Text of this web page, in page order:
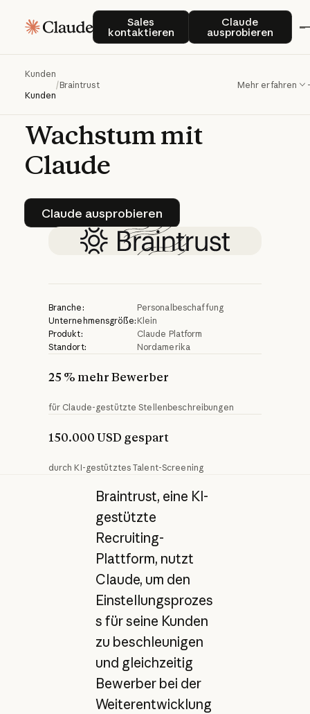
Sales
kontaktieren
Sales kontaktierenClaude
ausprobieren
Claude
Kunden
Kunden
/Braintrust Mehr erfahren
Braintrust
revolutioniert
Talentakquise
und
berufliches
Wachstummit
Claude
Claude ausprobieren
Claude ausprobieren
Branche:
Personalbeschaffung
Unternehmensgröße: Klein
Produkt:
Claude Platform
Standort:
Nordamerika
25 % mehr Bewerber
für Claude-gestützte Stellenbeschreibungen
150.000 USD gespart
durch KI-gestütztes Talent-Screening
Braintrust, eine KI-
gestützte
Recruiting-
Plattform, nutzt
Claude, um den
Einstellungsprozes
s für seine Kunden
zu beschleunigen
und gleichzeitig
Bewerber bei der
Weiterentwicklung